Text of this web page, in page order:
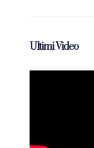
Ultimi Video